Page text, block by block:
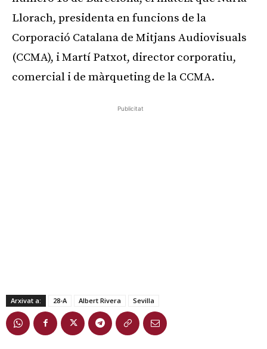
Llorach, presidenta en funcions de la
Corporació Catalana de Mitjans Audiovisuals
(CCMA), i Martí Patxot, director corporatiu,
comercial i de màrqueting de la CCMA.
Publicitat
Arxivat a: 28-A Albert Rivera Sevilla